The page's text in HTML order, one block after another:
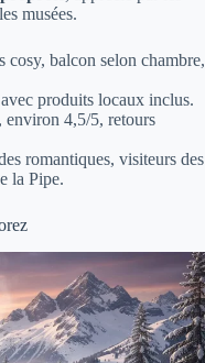
musées.
cosy, balcon selon chambre,
produits locaux inclus.
4,5/5, retours
romantiques, visiteurs des
la Pipe.